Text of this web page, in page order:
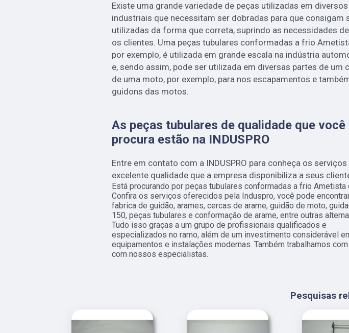
Existe uma grande variedade de peças utilizadas em
industriais que necessitam ser dobradas para que consigam
utilizadas da forma que correta, suprindo as necessidades
os clientes. Uma peças tubulares conformadas a frio
por exemplo, é utilizada em grande escala na indústria
e, sendo assim, pode ser utilizada em diversas partes de um
de uma moto, por exemplo, para nos escapamentos e
guidons das motos.
As peças tubulares de qualidade que você
procura estão na INDUSPRO
Entre em contato com a INDUSPRO para conheça os serviços
excelente qualidade que a empresa disponibiliza a seus
Está procurando por peças tubulares conformadas a frio Ametista
Confira os serviços oferecidos pela Induspro, você pode
fabrica de guidão, arames, cercas de arame, guidão de moto,
150, peças tubulares e conformação de arame, entre outras
Tudo isso graças a um grupo de profissionais qualificados e
especializados no ramo, além de um investimento considerável
equipamentos e instalações modernas. Também trabalhamos com
com nossos especialistas.
Pesquisas